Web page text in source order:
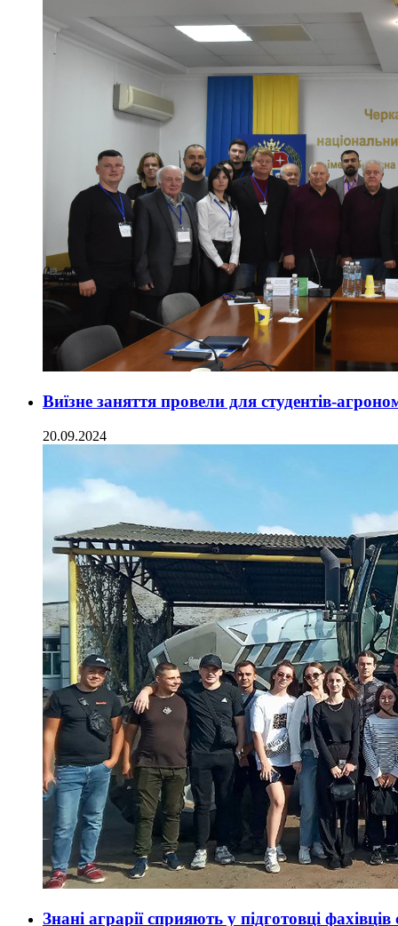
Виїзне заняття провели для студентів-
20.09.2024
Знані аграрії сприяють у підготовці